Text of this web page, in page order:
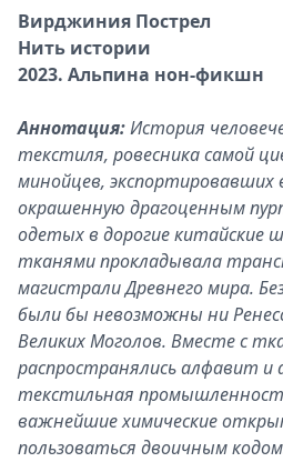
Вирджиния Пострел
Нить истории
2023. Альпина нон-фикшн
Аннотация:История
текстиля, ровесника самой
минойцев, экспортировавших
окрашенную драгоценным
одетых в дорогие китайские
тканями прокладывала
магистрали Древнего мира.
были бы невозможны ни
Великих Моголов. Вместе с
распространялись алфавит и
текстильная
важнейшие химические
пользоваться двоичным